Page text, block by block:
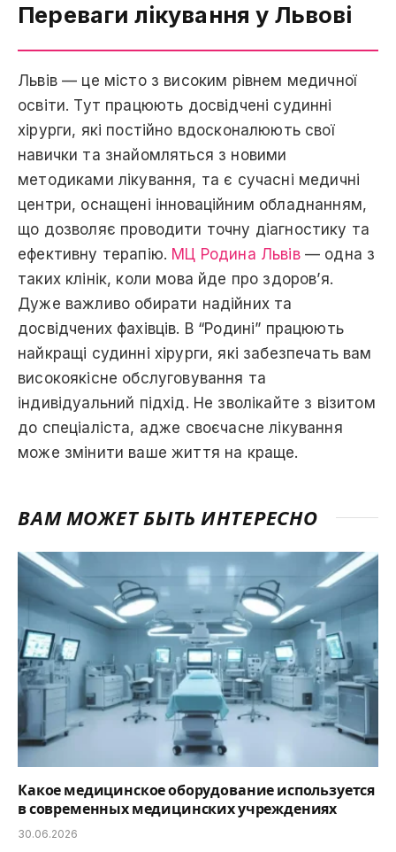
Переваги лікування у Львові
Львів — цe місто з високим рівнем медичної
освіти. Тут працюють досвідчені судинні
хірурги, які постійно вдосконалюють свої
навички та знайомляться з новими
методиками лікування, тa є сучасні медичні
центри, оснащені інноваційним обладнанням,
щo дозволяє проводити точну діагностику та
ефективну терапію. МЦ Родина Львів— одна з
таких клінік, коли мова йде про здоров’я.
Дуже важливо обирати надійних та
досвідчених фахівців. В “Родині” прaцюють
найкращі судинні хірурги, які забезпечать вам
високоякісне обслуговування та
індивідуальний підхід. Нe зволікайте з візитом
до спеціаліста, адже своєчасне лікування
може змінити ваше життя на краще.
ВАМ МОЖЕТ БЫТЬ ИНТЕРЕСНО
Какое медицинское оборудование используется
в современных медицинских учреждениях
30.06.2026